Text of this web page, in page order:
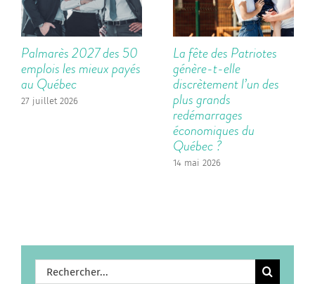
Palmarès 2027 des 50
emplois les mieux payés
au Québec
27 juillet 2026
La fête des Patriotes
génère-t-elle
discrètement l’un des
plus grands
redémarrages
économiques du
Québec ?
14 mai 2026
Rechercher: